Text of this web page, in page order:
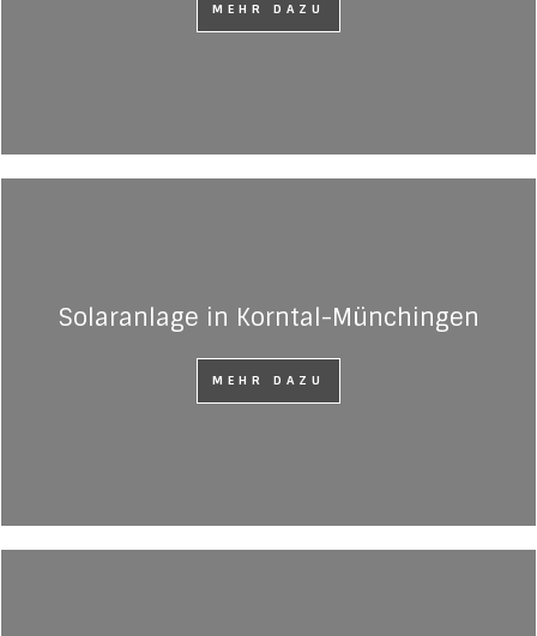
MEHR DAZU
Solaranlage in Korntal-Münchingen
MEHR DAZU